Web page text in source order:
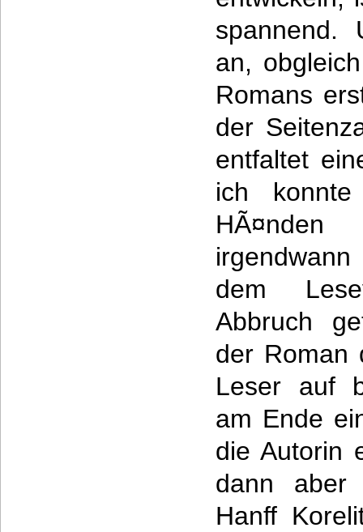
spannend.
an,
Romans
der
entfaltet
ich
dem
Abbruch
der Roman
Leser auf
am Ende
die Autorin
dann aber
Hanff